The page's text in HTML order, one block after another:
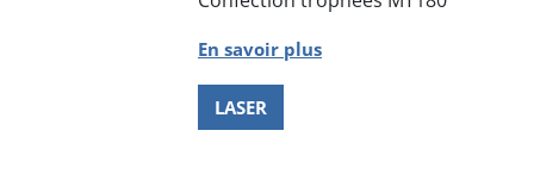
En savoir plus
LASER